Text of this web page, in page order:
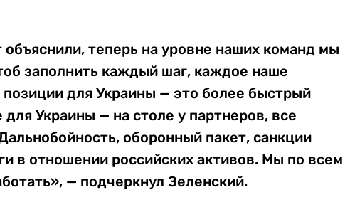
теперь на уровне наших команд мы
заполнить каждый шаг, каждое наше
для Украины — это более быстрый
Украины — на столе у партнеров, все
оборонный пакет, санкции
в отношении российских активов. Мы по всем
— подчеркнул Зеленский.